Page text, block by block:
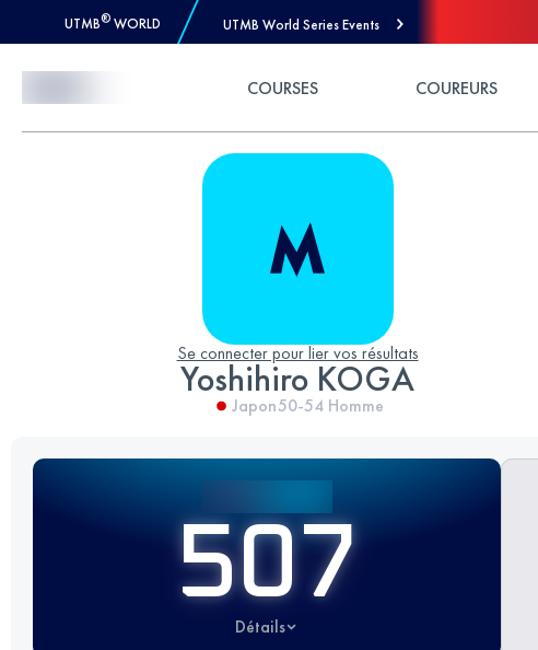
UTMB® WORLD UTMB World Series Events
COURSES COUREURS
Se connecter pour lier vos résultats
Yoshihiro KOGA
Japon50-54 Homme
507
Détails